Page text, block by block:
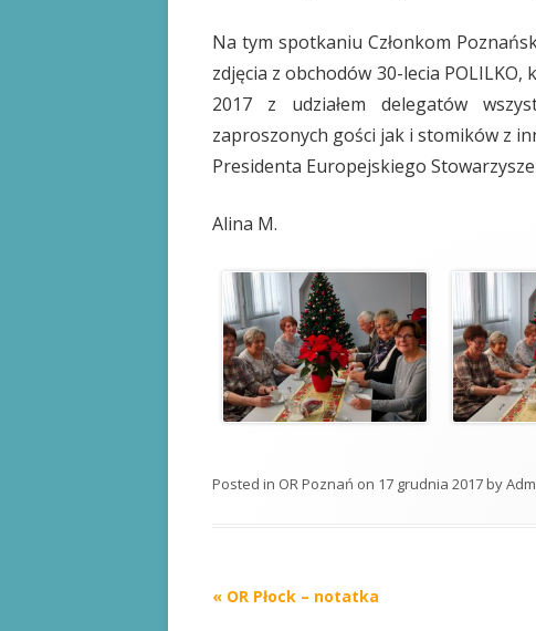
Na tym spotkaniu Członkom
zdjęcia z obchodów 30-lecia
2017 z udziałem delegatów
zaproszonych gości jak i stomików z
Presidenta Europejskiego
Alina M.
Posted in OR Poznań on 17 grudnia 2017by
Post
« OR Płock – notatka